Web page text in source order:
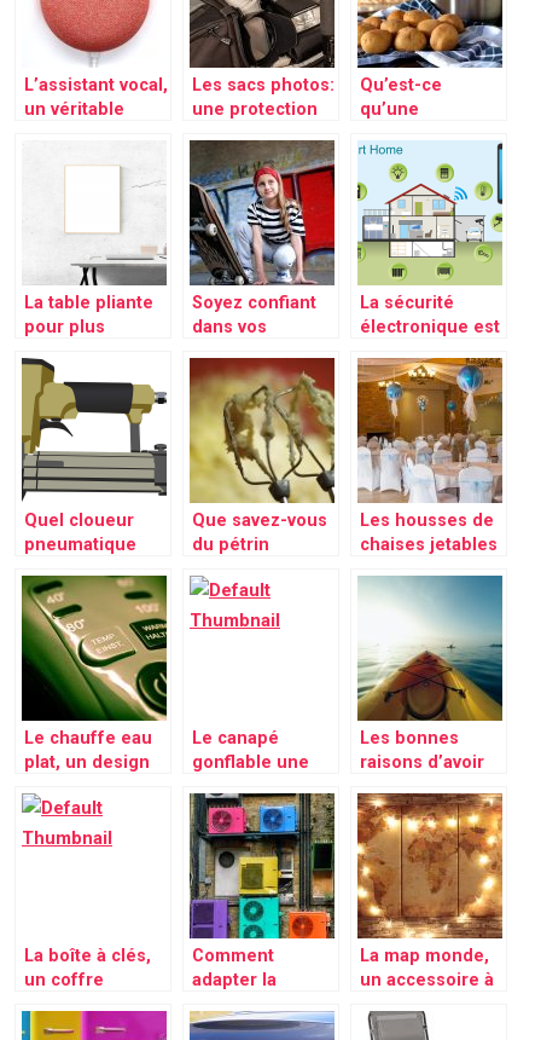
d’énergie!
L’assistant vocal,
un véritable
Les sacs photos:
une protection
Qu’est-ce
qu’une
La table pliante
pour plus
Soyez confiant
dans vos
grâce au skate
électrique!
La sécurité
électronique est
de gardiennage
Quel cloueur
pneumatique
mieux?
Que savez-vous
du pétrin
Les housses de
chaises jetables
embellissement
et une
décoration
parfaite
Le chauffe eau
plat, un design
une meilleure
utilisation
Le canapé
gonflable une
canapé
traditionnel
Les bonnes
raisons d’avoir
gonflable
La boîte à clés,
un coffre
sécurité des
Comment
adapter la
interne de la
La map monde,
un accessoire à
décorative et